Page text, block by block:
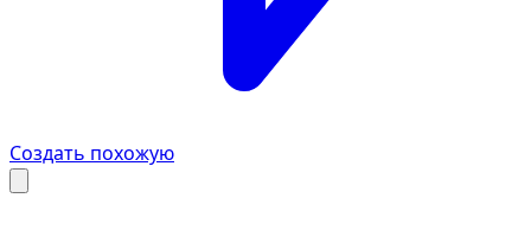
Создать похожую